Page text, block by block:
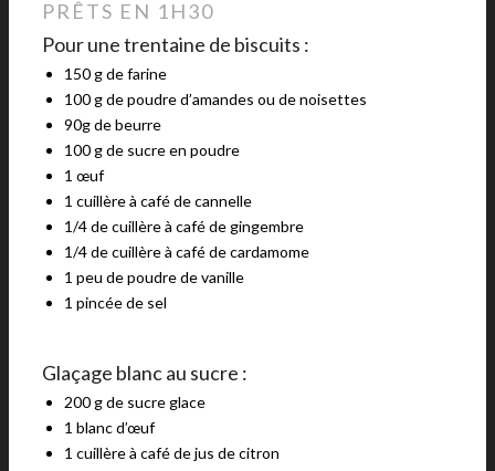
PRÊTS EN 1H30
Pour une trentaine de biscuits :
150 g de farine
100 g de poudre d’amandes ou de noisettes
90g de beurre
100 g de sucre en poudre
1 œuf
1 cuillère à café de cannelle
1/4 de cuillère à café de gingembre
1/4 de cuillère à café de cardamome
1 peu de poudre de vanille
1 pincée de sel
Glaçage blanc au sucre :
200 g de sucre glace
1 blanc d’œuf
1 cuillère à café de jus de citron